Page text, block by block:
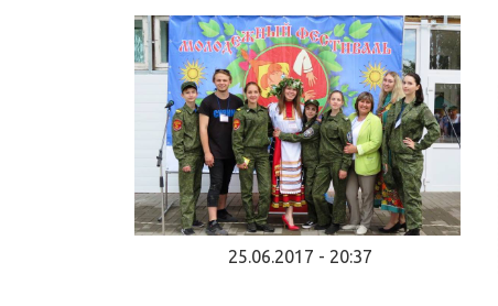
25.06.2017 - 20:37